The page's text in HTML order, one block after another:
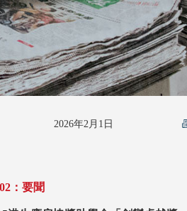
2026年2月1日
：要聞